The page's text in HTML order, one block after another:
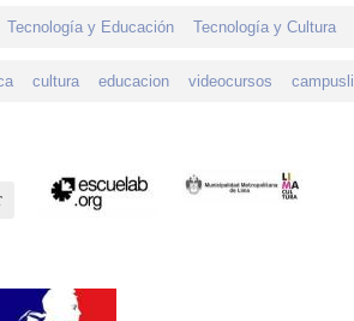
Tecnología y Educación Tecnología y Cultura
cultura educacion videocursos